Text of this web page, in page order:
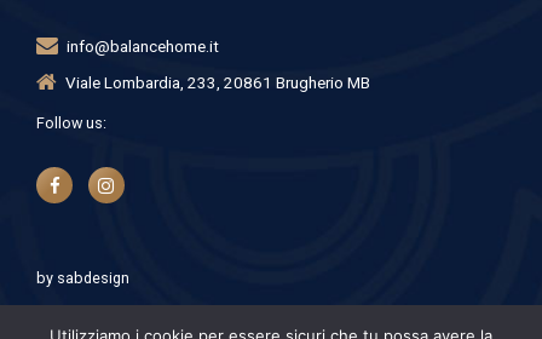
info@balancehome.it
Viale Lombardia, 233, 20861 Brugherio MB
Follow us:
by sabdesign